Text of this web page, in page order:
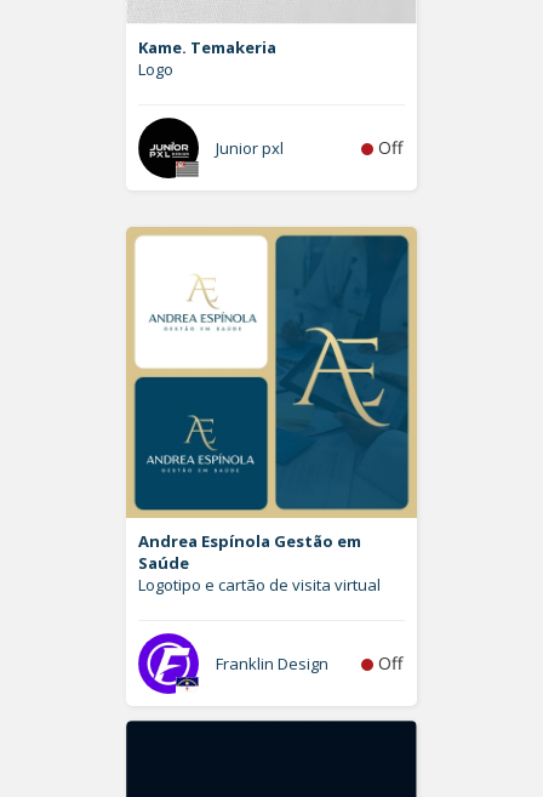
Kame. Temakeria
Logo
Junior pxl Off
Andrea Espínola Gestão em
Saúde
Logotipo e cartão de visita virtual
Franklin Design Off